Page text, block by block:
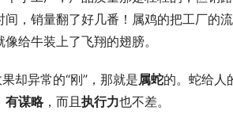
，销量翻了好几番！属鸡的把工厂的
给牛装上了飞翔的翅膀。
却异常的“刚”，那就是属蛇的。蛇给人
有谋略，而且 执行力也不差。